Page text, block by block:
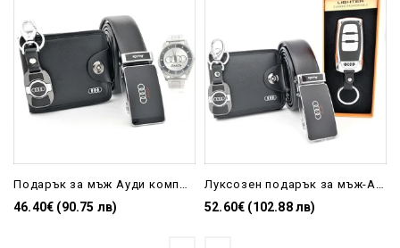
46.40€ (90.75 лв) 52.60€ (102.88 лв)